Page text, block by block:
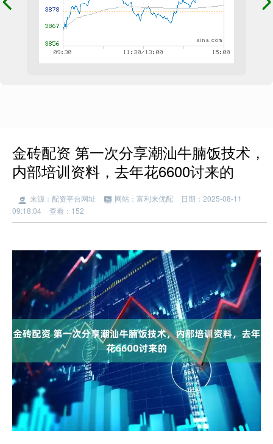
金砖配资 第一次分享潮汕牛腩饭技术，
内部培训资料，去年花6600讨来的
来源：配资平台网址 网站：富利来优配
日期：2025-08-11
09:18:04
查看：152